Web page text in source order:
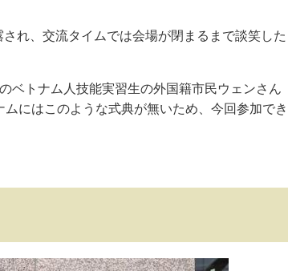
れ、交流タイムでは会場が閉まるまで談笑し
ベトナム人技能実習生の外国籍市民ウェンさん
にはこのような式典が無いため、今回参加で